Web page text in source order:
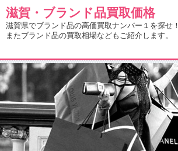
滋賀・ブランド品買取価格
滋賀県でブランド品の高価買取ナンバー１を探せ！
またブランド品の買取相場などもご紹介します。